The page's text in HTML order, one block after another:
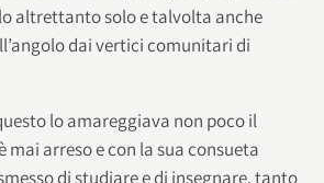
altrettanto solo e talvolta anche
dai vertici comunitari di
lo amareggiava non poco il
mai arreso e con la sua consueta
di studiare e di insegnare, tanto